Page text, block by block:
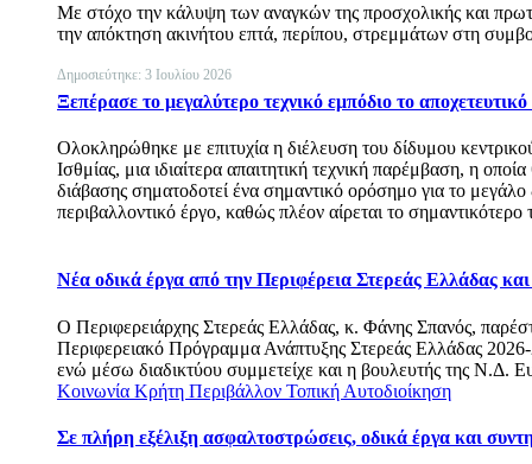
Με στόχο την κάλυψη των αναγκών της προσχολικής και
την απόκτηση ακινήτου επτά, περίπου, στρεμμάτων στη
Ξεπέρασε το μεγαλύτερο τεχνικό εμπόδιο το
Ολοκληρώθηκε με επιτυχία η διέλευση του δίδυμου
Ισθμίας, μια ιδιαίτερα απαιτητική τεχνική παρέμβαση, η
διάβασης σηματοδοτεί ένα σημαντικό ορόσημο για το
περιβαλλοντικό έργο, καθώς πλέον αίρεται το
Νέα οδικά έργα από την Περιφέρεια Στερεάς Ελλάδας
Ο Περιφερειάρχης Στερεάς Ελλάδας, κ. Φάνης Σπανός,
Περιφερειακό Πρόγραμμα Ανάπτυξης Στερεάς Ελλάδας 2026-
ενώ μέσω διαδικτύου συμμετείχε και η βουλευτής της Ν.Δ.
Κοινωνία Κρήτη Περιβάλλον Τοπική Αυτοδιοίκηση
Σε πλήρη εξέλιξη ασφαλτοστρώσεις, οδικά έργα και
Δημοσιεύτηκε: 3 Ιουλίου 2026